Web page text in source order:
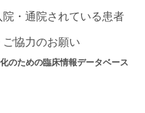
・通院されている患者
協力のお願い
のための臨床情報データベース